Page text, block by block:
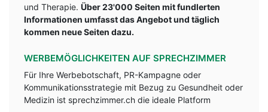
und Therapie. Über 23'000 Seiten mit fundlerten
Informationen umfasst das Angebot und täglich
kommen neue Seiten dazu.
WERBEMÖGLICHKEITEN AUF SPRECHZIMMER
Für Ihre Werbebotschaft, PR-Kampagne oder
Kommunikationsstrategie mit Bezug zu Gesundheit oder
Medizin ist sprechzimmer.ch die ideale Platform